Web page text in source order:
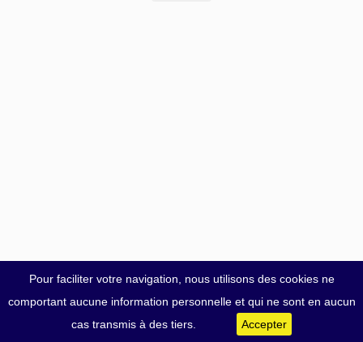
Pour faciliter votre navigation, nous utilisons des cookies ne
comportant aucune information personnelle et qui ne sont en aucun
cas transmis à des tiers.
Accepter